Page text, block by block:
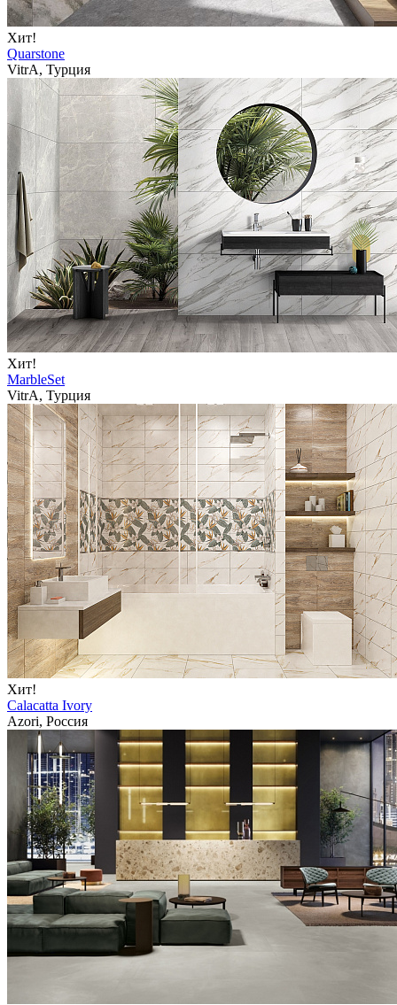
Хит!
Quarstone
VitrA, Турция
Хит!
MarbleSet
VitrA, Турция
Хит!
Calacatta Ivory
Azori, Россия